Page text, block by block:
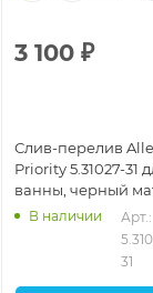
3 100 ₽
Слив-перелив
Priority 5.31027-31
ванны, черный
В наличии
Арт.:
31